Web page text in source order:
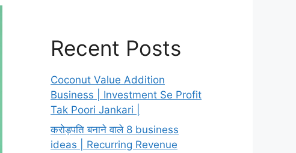
Recent Posts
Coconut Value Addition
Business | Investment Se Profit
Tak Poori Jankari |
करोड़पति बनाने वाले 8 business
ideas | Recurring Revenue